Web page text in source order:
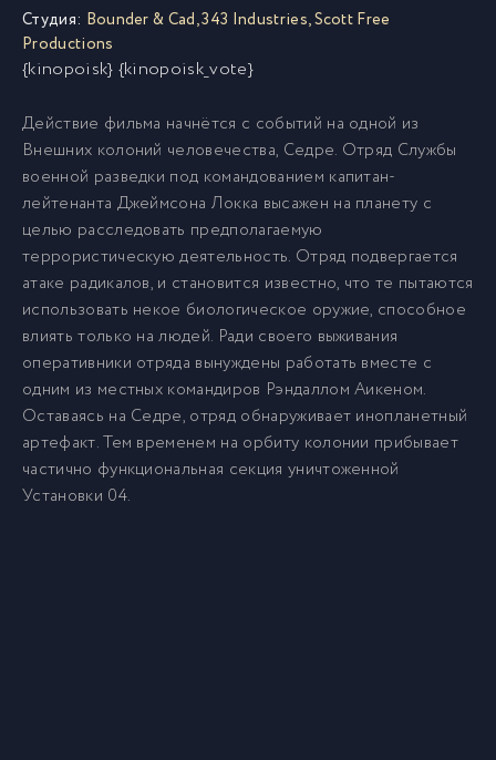
Студия: Bounder & Cad,343 Industries,Scott Free
Productions
{kinopoisk} {kinopoisk_vote}
Действие фильма начнётся с событий на одной из
Внешних колоний человечества, Седре. Отряд Службы
военной разведки под командованием капитан-
лейтенанта Джеймсона Локка высажен на планету с
целью расследовать предполагаемую
террористическую деятельность. Отряд подвергается
атаке радикалов, и становится известно, что те пытаются
использовать некое биологическое оружие, способное
влиять только на людей. Ради своего выживания
оперативники отряда вынуждены работать вместе с
одним из местных командиров Рэндаллом Аикеном.
Оставаясь на Седре, отряд обнаруживает инопланетный
артефакт. Тем временем на орбиту колонии прибывает
частично функциональная секция уничтоженной
Установки 04.